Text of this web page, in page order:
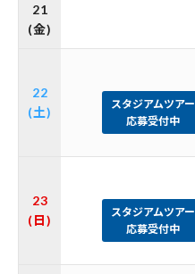
21
(金)
22
(土)
スタジアムツアー
応募受付中
23
(日)
スタジアムツアー
応募受付中